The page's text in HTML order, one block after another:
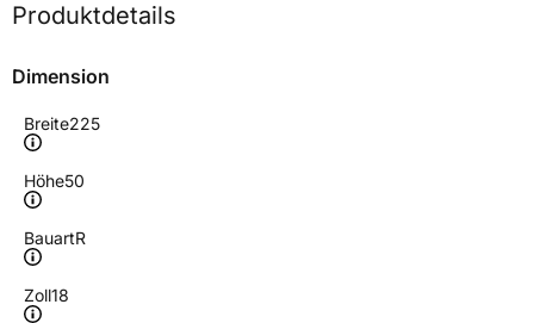
Produktdetails
Dimension
Breite225
Höhe50
BauartR
Zoll18